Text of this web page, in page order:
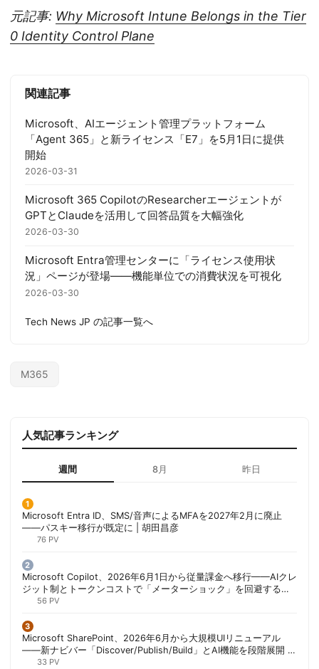
元記事: Why Microsoft Intune Belongs in the Tier
0 Identity Control Plane
関連記事
Microsoft、AIエージェント管理プラットフォーム
「Agent 365」と新ライセンス「E7」を5月1日に提供
開始
2026-03-31
Microsoft 365 CopilotのResearcherエージェントが
GPTとClaudeを活用して回答品質を大幅強化
2026-03-30
Microsoft Entra管理センターに「ライセンス使用状
況」ページが登場——機能単位での消費状況を可視化
2026-03-30
Tech News JP の記事一覧へ
M365
人気記事ランキング
週間 8月 昨日
Microsoft Entra ID、SMS/音声によるMFAを2027年2月に廃止
——パスキー移行が既定に | 胡田昌彦
76 PV
Microsoft Copilot、2026年6月1日から従量課金へ移行——AIクレ
ジット制とトークンコストで「メーターショック」を回避する方
法 | 胡田昌彦
56 PV
Microsoft SharePoint、2026年6月から大規模UIリニューアル
——新ナビバー「Discover/Publish/Build」とAI機能を段階展開 |
胡田昌彦
33 PV